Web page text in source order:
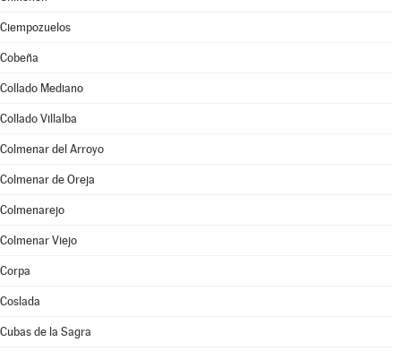
Ciempozuelos
Cobeña
Collado Mediano
Collado Villalba
Colmenar del Arroyo
Colmenar de Oreja
Colmenarejo
Colmenar Viejo
Corpa
Coslada
Cubas de la Sagra